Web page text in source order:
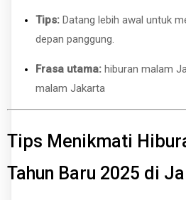
Tips: Datang lebih awal untuk
depan panggung.
Frasa utama: hiburan malam
malam Jakarta
Tips Menikmati
Tahun Baru 2025 di